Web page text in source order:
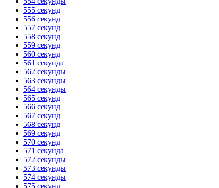
555 секунд
556 секунд
557 секунд
558 секунд
559 секунд
560 секунд
561 секунда
562 секунды
563 секунды
564 секунды
565 секунд
566 секунд
567 секунд
568 секунд
569 секунд
570 секунд
571 секунда
572 секунды
573 секунды
574 секунды
575 секунд